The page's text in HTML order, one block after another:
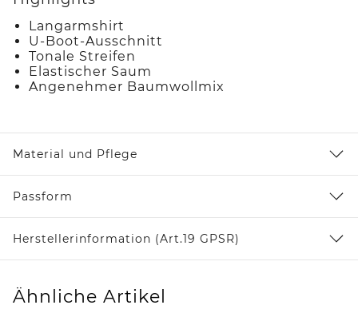
Langarmshirt
U-Boot-Ausschnitt
Tonale Streifen
Elastischer Saum
Angenehmer Baumwollmix
Material und Pflege
Passform
Herstellerinformation (Art.19 GPSR)
Ähnliche Artikel